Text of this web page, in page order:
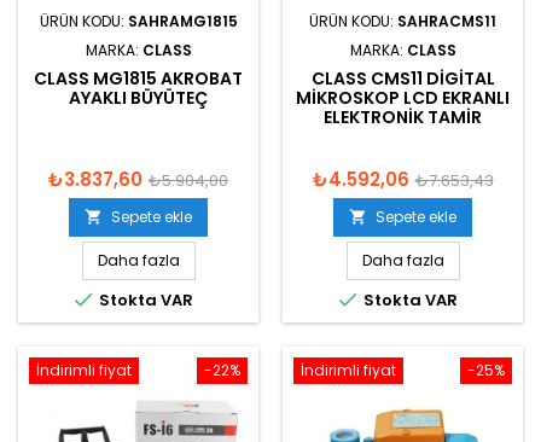
ÜRÜN KODU: SAHRAMG1815
MARKA: CLASS
CLASS MG1815 AKROBAT
AYAKLI BÜYÜTEÇ
₺3.837,60 ₺5.904,00
 Sepete ekle
Daha fazla
 Stokta VAR
ÜRÜN KODU: SAHRACMS11
MARKA: CLASS
CLASS CMS11 DIGITAL
MIKROSKOP LCD EKRANLI
ELEKTRONIK TAMIR
₺4.592,06 ₺7.653,43
 Sepete ekle
Daha fazla
 Stokta VAR
-22%
İndirimli fiyat -25%
İndirimli fiyat